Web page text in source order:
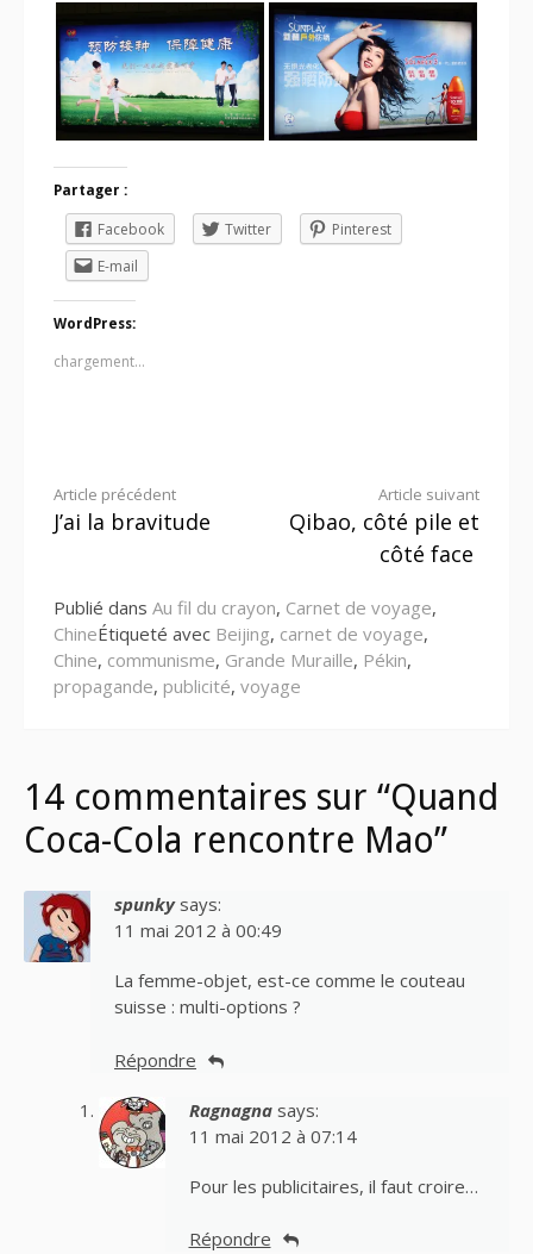
Partager :
Facebook Twitter
Pinterest
E-mail
WordPress:
chargement…
Lire
la
Article précédent
J’ai la bravitude
Article suivant
Qibao, côté pile et
côté face
Publié dans Au fil du crayon, Carnet de voyage,
ChineÉtiqueté avec Beijing, carnet de voyage,
Chine, communisme, Grande Muraille, Pékin,
propagande, publicité, voyage
14 commentaires sur “Quand
Coca-Cola rencontre Mao”
spunky says:
11 mai 2012 à 00:49
La femme-objet, est-ce comme le couteau
suisse : multi-options ?
Répondre
Ragnagna says:
11 mai 2012 à 07:14
Pour les publicitaires, il faut croire…
Répondre